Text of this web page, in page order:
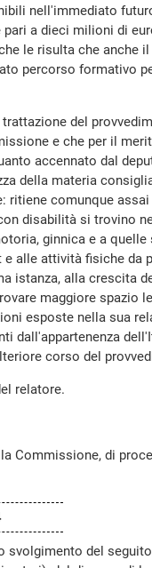
nell'immediato
a dieci milioni di
le risulta che anche il
percorso formativo
del
e che per il
accennato dal
della materia
comunque assai
disabilità si trovino
ginnica e a quelle
alle attività fisiche da
istanza, alla crescita
maggiore spazio
esposte nella sua
dall'appartenenza
corso del
relatore.
Commissione, di
svolgimento del